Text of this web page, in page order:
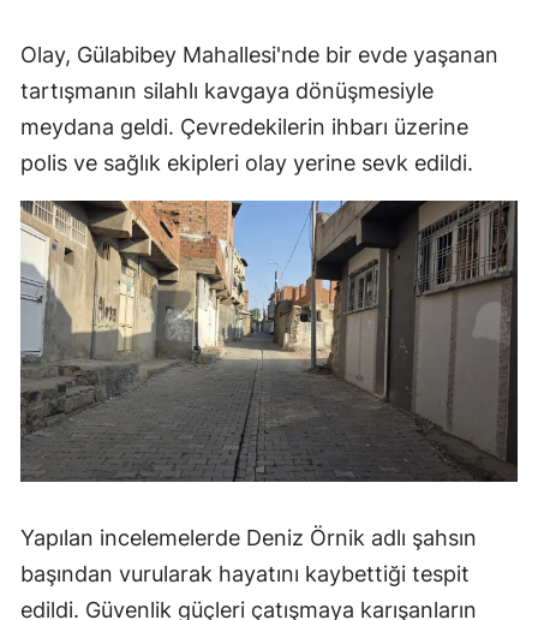
Olay, Gülabibey Mahallesi'nde bir evde yaşanan
tartışmanın silahlı kavgaya dönüşmesiyle
meydana geldi. Çevredekilerin ihbarı üzerine
polis ve sağlık ekipleri olay yerine sevk edildi.
Yapılan incelemelerde Deniz Örnik adlı şahsın
başından vurularak hayatını kaybettiği tespit
edildi. Güvenlik güçleri çatışmaya karışanların